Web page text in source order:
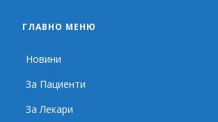
ГЛАВНО МЕНЮ
Новини
За Пациенти
За Лекари